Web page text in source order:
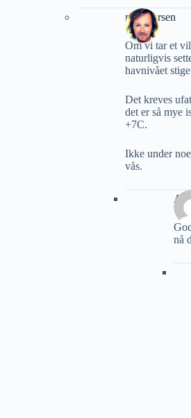
roaldjlarsen
Om vi tar et
naturligvis
havnivået
Det kreves
det er så mye
+7C.
Ikke under
vås.
AG
nå